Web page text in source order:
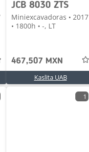
JCB 8030 ZTS
Miniexcavadoras • 2017
• 1800h • -, LT
467,507 MXN
Kaslita UAB
1